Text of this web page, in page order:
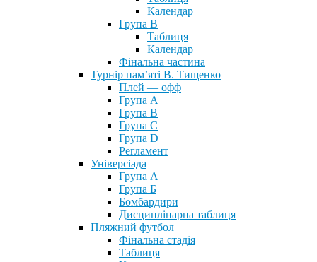
Календар
Група В
Таблиця
Календар
Фінальна частина
Турнір пам’яті В. Тищенко
Плей — офф
Група А
Група B
Група С
Група D
Регламент
Універсіада
Група А
Група Б
Бомбардири
Дисциплінарна таблиця
Пляжний футбол
Фінальна стадія
Таблиця